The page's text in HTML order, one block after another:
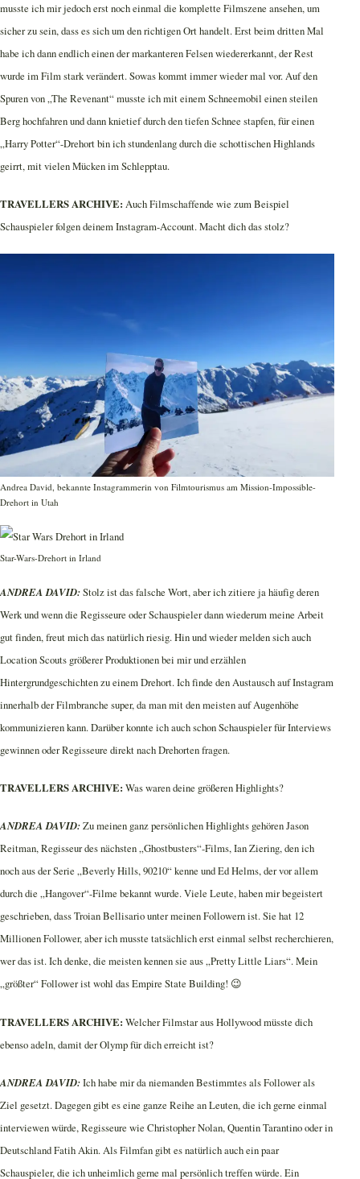
musste ich mir jedoch erst noch einmal die komplette Filmszene ansehen, um
sicher zu sein, dass es sich um den richtigen Ort handelt. Erst beim dritten Mal
habe ich dann endlich einen der markanteren Felsen wiedererkannt, der Rest
wurde im Film stark verändert. Sowas kommt immer wieder mal vor. Auf den
Spuren von „The Revenant“ musste ich mit einem Schneemobil einen steilen
Berg hochfahren und dann knietief durch den tiefen Schnee stapfen, für einen
„Harry Potter“-Drehort bin ich stundenlang durch die schottischen Highlands
geirrt, mit vielen Mücken im Schlepptau.
TRAVELLERS ARCHIVE: Auch Filmschaffende wie zum Beispiel
Schauspieler folgen deinem Instagram-Account. Macht dich das stolz?
Andrea David, bekannte Instagrammerin von Filmtourismus am Mission-Impossible-
Drehort in Utah
Star-Wars-Drehort in Irland
ANDREA DAVID:Stolz ist das falsche Wort, aber ich zitiere ja häufig deren
Werk und wenn die Regisseure oder Schauspieler dann wiederum meine Arbeit
gut finden, freut mich das natürlich riesig. Hin und wieder melden sich auch
Location Scouts größerer Produktionen bei mir und erzählen
Hintergrundgeschichten zu einem Drehort. Ich finde den Austausch auf Instagram
innerhalb der Filmbranche super, da man mit den meisten auf Augenhöhe
kommunizieren kann. Darüber konnte ich auch schon Schauspieler für Interviews
gewinnen oder Regisseure direkt nach Drehorten fragen.
TRAVELLERS ARCHIVE: Was waren deine größeren Highlights?
ANDREA DAVID:Zu meinen ganz persönlichen Highlights gehören Jason
Reitman, Regisseur des nächsten „Ghostbusters“-Films, Ian Ziering, den ich
noch aus der Serie „Beverly Hills, 90210“ kenne und Ed Helms, der vor allem
durch die „Hangover“-Filme bekannt wurde. Viele Leute, haben mir begeistert
geschrieben, dass Troian Bellisario unter meinen Followern ist. Sie hat 12
Millionen Follower, aber ich musste tatsächlich erst einmal selbst recherchieren,
wer das ist. Ich denke, die meisten kennen sie aus „Pretty Little Liars“. Mein
„größter“ Follower ist wohl das Empire State Building! 😉
TRAVELLERS ARCHIVE: Welcher Filmstar aus Hollywood müsste dich
ebenso adeln, damit der Olymp für dich erreicht ist?
ANDREA DAVID:Ich habe mir da niemanden Bestimmtes als Follower als
Ziel gesetzt. Dagegen gibt es eine ganze Reihe an Leuten, die ich gerne einmal
interviewen würde, Regisseure wie Christopher Nolan, Quentin Tarantino oder in
Deutschland Fatih Akin. Als Filmfan gibt es natürlich auch ein paar
Schauspieler, die ich unheimlich gerne mal persönlich treffen würde. Ein